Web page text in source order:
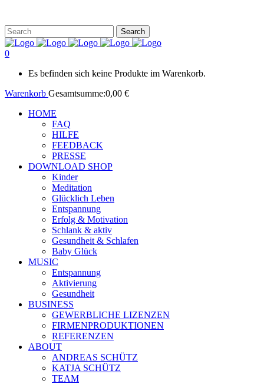
0
Es befinden sich keine Produkte im Warenkorb.
Warenkorb Gesamtsumme:0,00 €
HOME
FAQ
HILFE
FEEDBACK
PRESSE
DOWNLOAD SHOP
Kinder
Meditation
Glücklich Leben
Entspannung
Erfolg & Motivation
Schlank & aktiv
Gesundheit & Schlafen
Baby Glück
MUSIC
Entspannung
Aktivierung
Gesundheit
BUSINESS
GEWERBLICHE LIZENZEN
FIRMENPRODUKTIONEN
REFERENZEN
ABOUT
ANDREAS SCHÜTZ
KATJA SCHÜTZ
TEAM